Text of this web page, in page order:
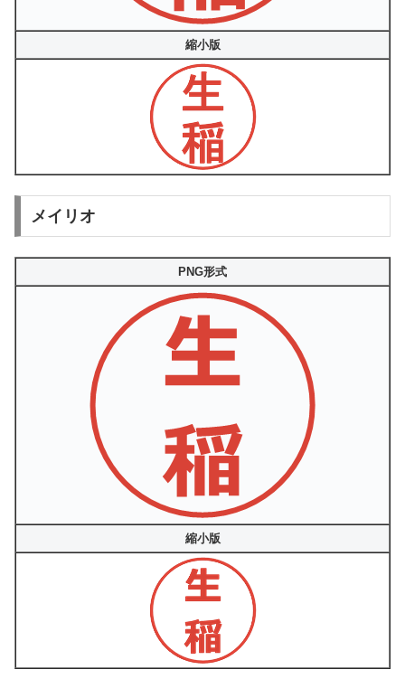
縮小版
メイリオ
PNG形式
縮小版